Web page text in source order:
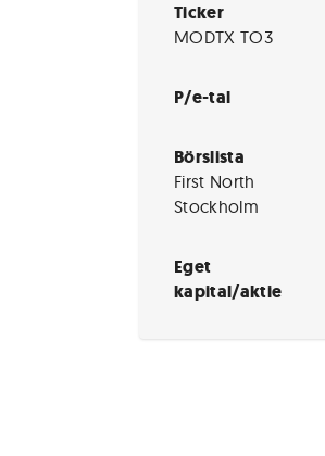
Ticker
MODTX TO3
P/e-tal
Börslista
First North
Stockholm
Eget
kapital/aktie